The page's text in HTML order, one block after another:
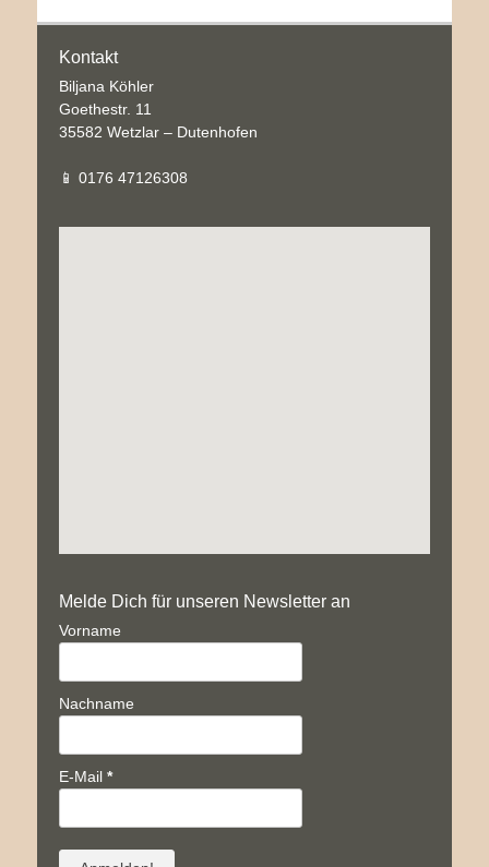
Kontakt
Biljana Köhler
Goethestr. 11
35582 Wetzlar – Dutenhofen
📱 0176 47126308
Melde Dich für unseren Newsletter an
Vorname
Nachname
E-Mail *